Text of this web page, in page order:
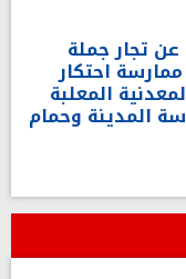
تجار جملة
احتكار
المعلبة
المدينة وحمام